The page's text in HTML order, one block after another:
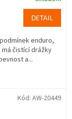
DETAIL
enduro,
čistící drážky
a...
Kód: AW-20449